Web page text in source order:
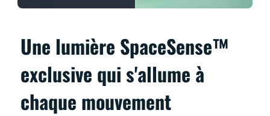
Une lumière SpaceSense™
exclusive qui s'allume à
chaque mouvement